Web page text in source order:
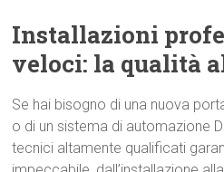
Installazioni
veloci: la qualità
Se hai bisogno di una nuova
o di un sistema di automazione
tecnici altamente qualificati